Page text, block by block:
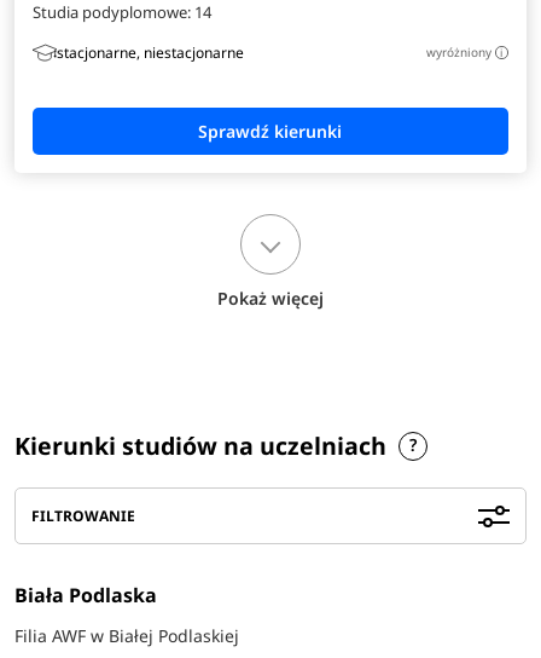
Studia podyplomowe: 14
stacjonarne, niestacjonarne wyróżniony i
Pokaż więcej
Kierunki studiów na uczelniach
FILTROWANIE
Biała Podlaska
Filia AWF w Białej Podlaskiej